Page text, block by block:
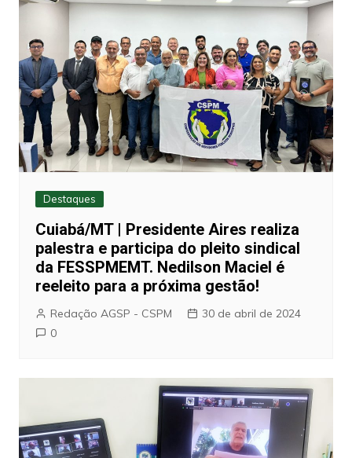
Destaques
Cuiabá/MT | Presidente Aires realiza
palestra e participa do pleito sindical
da FESSPMEMT. Nedilson Maciel é
reeleito para a próxima gestão!
Redação AGSP - CSPM
30 de abril de 2024
0